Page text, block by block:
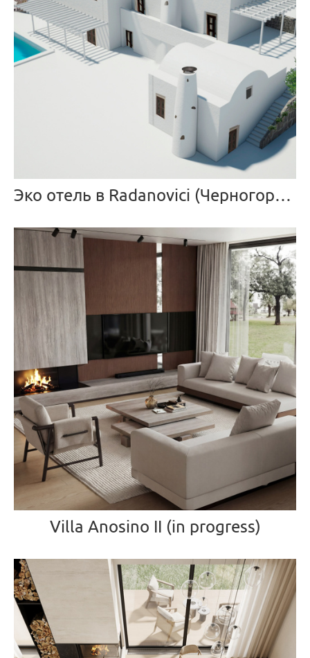
Эко отель в Radanovici (Черногория)
Villa Anosino II (in progress)